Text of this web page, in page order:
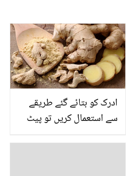
ادرک کو بتائے گئے طریقے
سے استعمال کریں تو پیٹ